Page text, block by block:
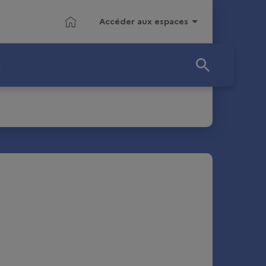
Page d'accueilAccéder aux espaces